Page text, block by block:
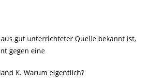
gut unterrichteter Quelle bekannt ist,
gegen eine
K. Warum eigentlich?